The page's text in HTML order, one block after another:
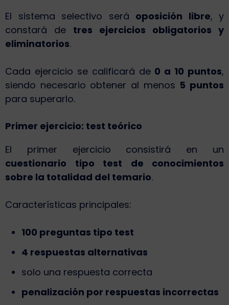
El sistema selectivo será oposición libre, y
constará de tres ejercicios obligatorios y
eliminatorios.
Cada ejercicio se calificará de 0 a 10 puntos,
siendo necesario obtener al menos 5 puntos
para superarlo.
Primer ejercicio: test teórico
El primer ejercicio consistirá en un
cuestionario tipo test de conocimientos
sobre la totalidad del temario.
Características principales:
100 preguntas tipo test
4 respuestas alternativas
solo una respuesta correcta
penalización por respuestas incorrectas